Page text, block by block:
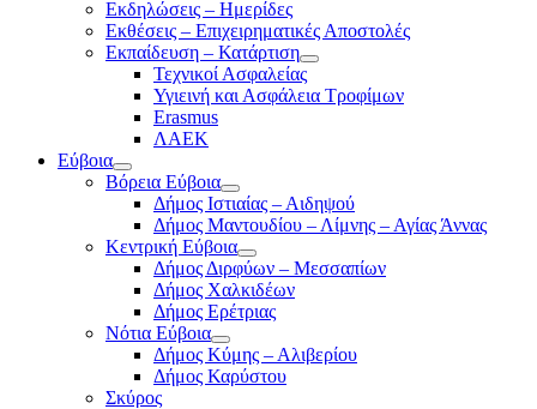
Εκδηλώσεις – Ημερίδες
Εκθέσεις – Επιχειρηματικές Αποστολές
Εκπαίδευση – Κατάρτιση
Τεχνικοί Ασφαλείας
Υγιεινή και Ασφάλεια Τροφίμων
Erasmus
ΛΑΕΚ
Εύβοια
Βόρεια Εύβοια
Δήμος Ιστιαίας – Αιδηψού
Δήμος Μαντουδίου – Λίμνης – Αγίας Άννας
Κεντρική Εύβοια
Δήμος Διρφύων – Μεσσαπίων
Δήμος Χαλκιδέων
Δήμος Ερέτριας
Νότια Εύβοια
Δήμος Κύμης – Αλιβερίου
Δήμος Καρύστου
Σκύρος